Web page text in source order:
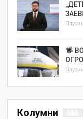
Колумни